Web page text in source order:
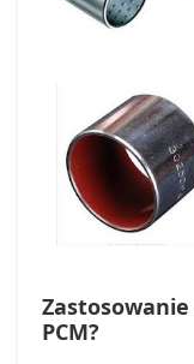
PCM?